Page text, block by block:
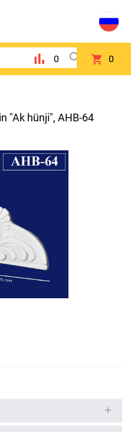
0 0
"Ak hünji", AHB-64